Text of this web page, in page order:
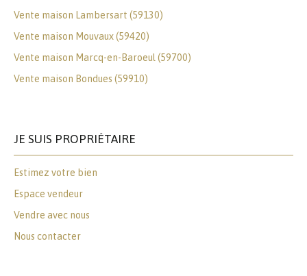
Vente maison Lambersart (59130)
Vente maison Mouvaux (59420)
Vente maison Marcq-en-Baroeul (59700)
Vente maison Bondues (59910)
JE SUIS PROPRIÉTAIRE
Estimez votre bien
Espace vendeur
Vendre avec nous
Nous contacter